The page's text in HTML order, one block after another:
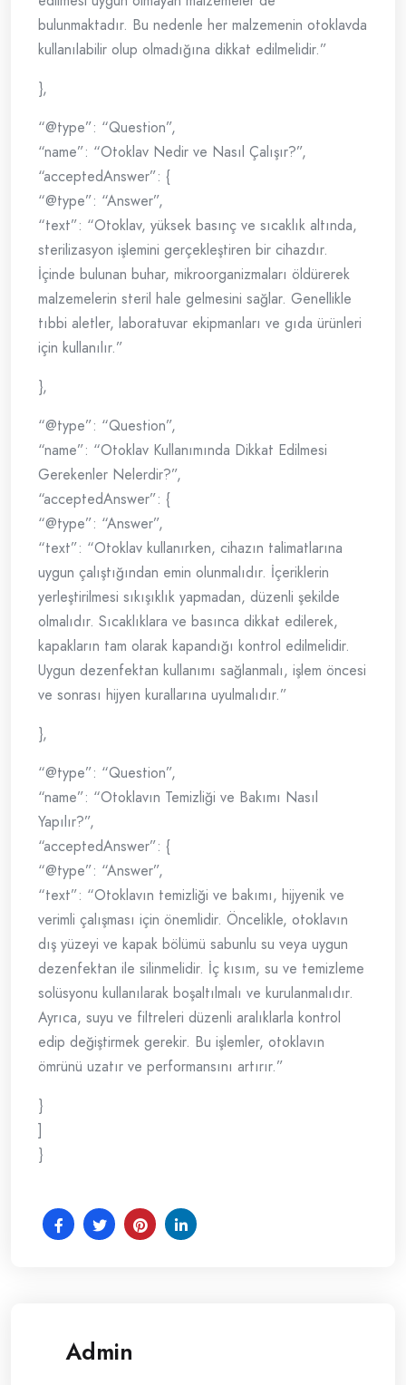
bulunmaktadır. Bu nedenle her malzemenin otoklavda
kullanılabilir olup olmadığına dikkat edilmelidir.”
},
“@type”: “Question”,
“name”: “Otoklav Nedir ve Nasıl Çalışır?”,
“acceptedAnswer”: {
“@type”: “Answer”,
“text”: “Otoklav, yüksek basınç ve sıcaklık altında,
sterilizasyon işlemini gerçekleştiren bir cihazdır.
İçinde bulunan buhar, mikroorganizmaları öldürerek
malzemelerin steril hale gelmesini sağlar. Genellikle
tıbbi aletler, laboratuvar ekipmanları ve gıda ürünleri
için kullanılır.”
},
“@type”: “Question”,
“name”: “Otoklav Kullanımında Dikkat Edilmesi
Gerekenler Nelerdir?”,
“acceptedAnswer”: {
“@type”: “Answer”,
“text”: “Otoklav kullanırken, cihazın talimatlarına
uygun çalıştığından emin olunmalıdır. İçeriklerin
yerleştirilmesi sıkışıklık yapmadan, düzenli şekilde
olmalıdır. Sıcaklıklara ve basınca dikkat edilerek,
kapakların tam olarak kapandığı kontrol edilmelidir.
Uygun dezenfektan kullanımı sağlanmalı, işlem öncesi
ve sonrası hijyen kurallarına uyulmalıdır.”
},
“@type”: “Question”,
“name”: “Otoklavın Temizliği ve Bakımı Nasıl
Yapılır?”,
“acceptedAnswer”: {
“@type”: “Answer”,
“text”: “Otoklavın temizliği ve bakımı, hijyenik ve
verimli çalışması için önemlidir. Öncelikle, otoklavın
dış yüzeyi ve kapak bölümü sabunlu su veya uygun
dezenfektan ile silinmelidir. İç kısım, su ve temizleme
solüsyonu kullanılarak boşaltılmalı ve kurulanmalıdır.
Ayrıca, suyu ve filtreleri düzenli aralıklarla kontrol
edip değiştirmek gerekir. Bu işlemler, otoklavın
ömrünü uzatır ve performansını artırır.”
}
]
}
Admin